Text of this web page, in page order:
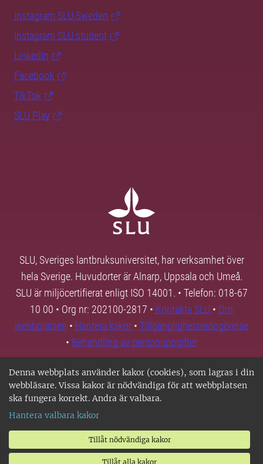
Denna webbplats använder kakor (cookies), som lagras i din
webbläsare. Vissa kakor är nödvändiga för att webbplatsen
ska fungera korrekt. Andra är valbara.
Hantera valbara kakor
Tillåt nödvändiga kakor
Tillåt alla kakor
Instagram SLU.Sweden
Instagram SLU.student
LinkedIn
Facebook
TikTok
SLU Play
SLU, Sveriges lantbruksuniversitet, har verksamhet över
hela Sverige. Huvudorter är Alnarp, Uppsala och Umeå.
SLU är miljöcertifierat enligt ISO 14001. • Telefon: 018-67
10 00 • Org nr: 202100-2817 • Kontakta SLU • Om
webbplatsen • Hantera kakor • Tillgänglighetsredogörelse
• Behandling av personuppgifter